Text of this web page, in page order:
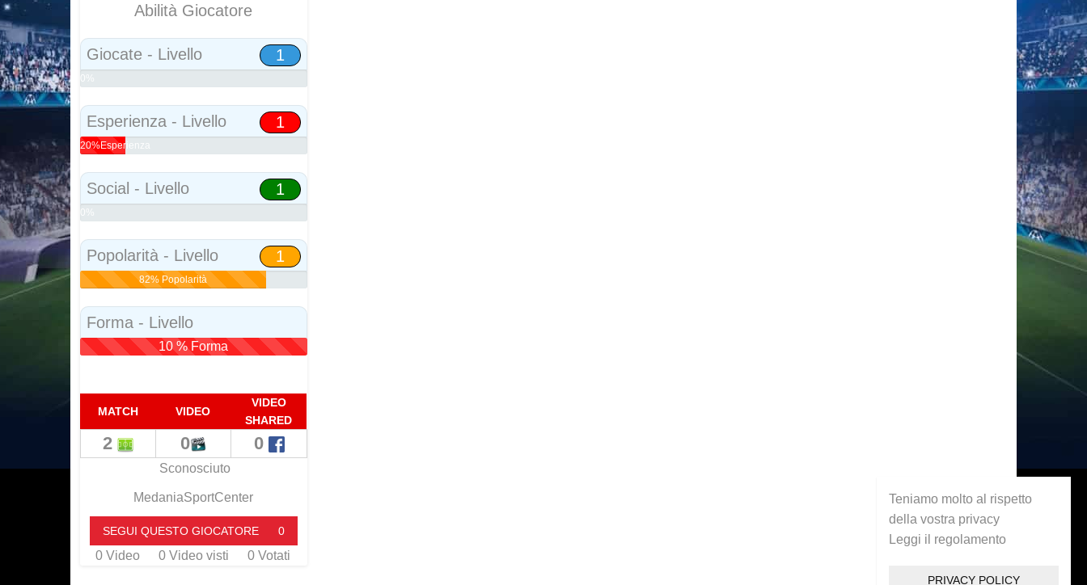
Abilità Giocatore
Giocate - Livello 1
0%
Esperienza - Livello 1
20%Esperienza
Social - Livello 1
0%
Popolarità - Livello 1
82% Popolarità
Forma - Livello
10 % Forma
MATCH VIDEO
VIDEO
SHARED
2 0 0
Sconosciuto
MedaniaSportCenter
SEGUI QUESTO GIOCATORE 0
0 Video 0 Video visti 0 Votati
Teniamo molto al rispetto
della vostra privacy
Leggi il regolamento
PRIVACY POLICY